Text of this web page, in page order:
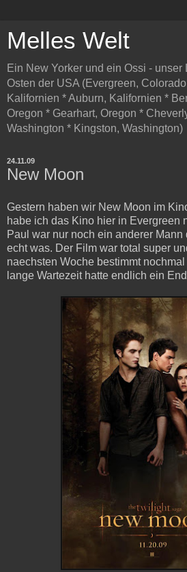
Melles Welt
Ein New Yorker und ein Ossi - unser
Osten der USA (Evergreen,
Kalifornien * Auburn, Kalifornien *
Oregon * Gearhart, Oregon *
Washington * Kingston, Washington)
24.11.09
New Moon
Gestern haben wir New Moon im
habe ich das Kino hier in Evergreen
Paul war nur noch ein anderer
echt was. Der Film war total super
naechsten Woche bestimmt
lange Wartezeit hatte endlich ein